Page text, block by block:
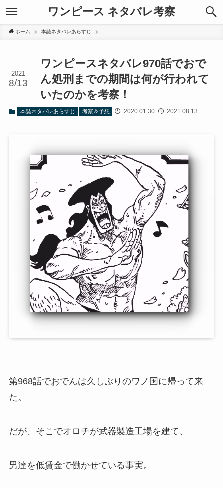
ワンピース ネタバレ考察
ホーム 本誌ネタバレあらすじ
ワンピースネタバレ970話でおで
ん処刑までの期間は何が行われて
いたのかを考察！
2021
8/13
本誌ネタバレあらすじ 考察＆予想 2020.01.30 2021.08.13
第968話でおでんは久しぶりのワノ国に帰って来
た。
だが、そこでオロチが武器製造工場を建て、
男達を低賃金で働かせている事実。